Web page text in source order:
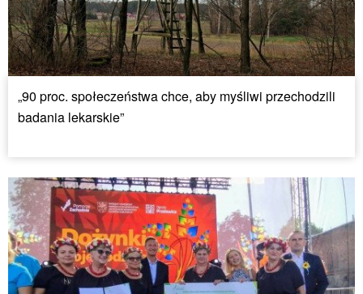
„90 proc. społeczeństwa chce, aby myśliwi przechodzili
badania lekarskie”